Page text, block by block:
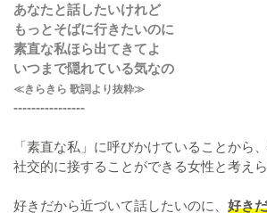
あなたと話したいけれど
もっとそばに行きたいのに
素直な私ほら出てきてよ
いつまで隠れている気なの
≪きらきら 歌詞より抜粋≫
----------------
「素直な私」に呼びかけていることから
社交的に接することができる女性と考えら
好きだから近づいて話したいのに、 好き